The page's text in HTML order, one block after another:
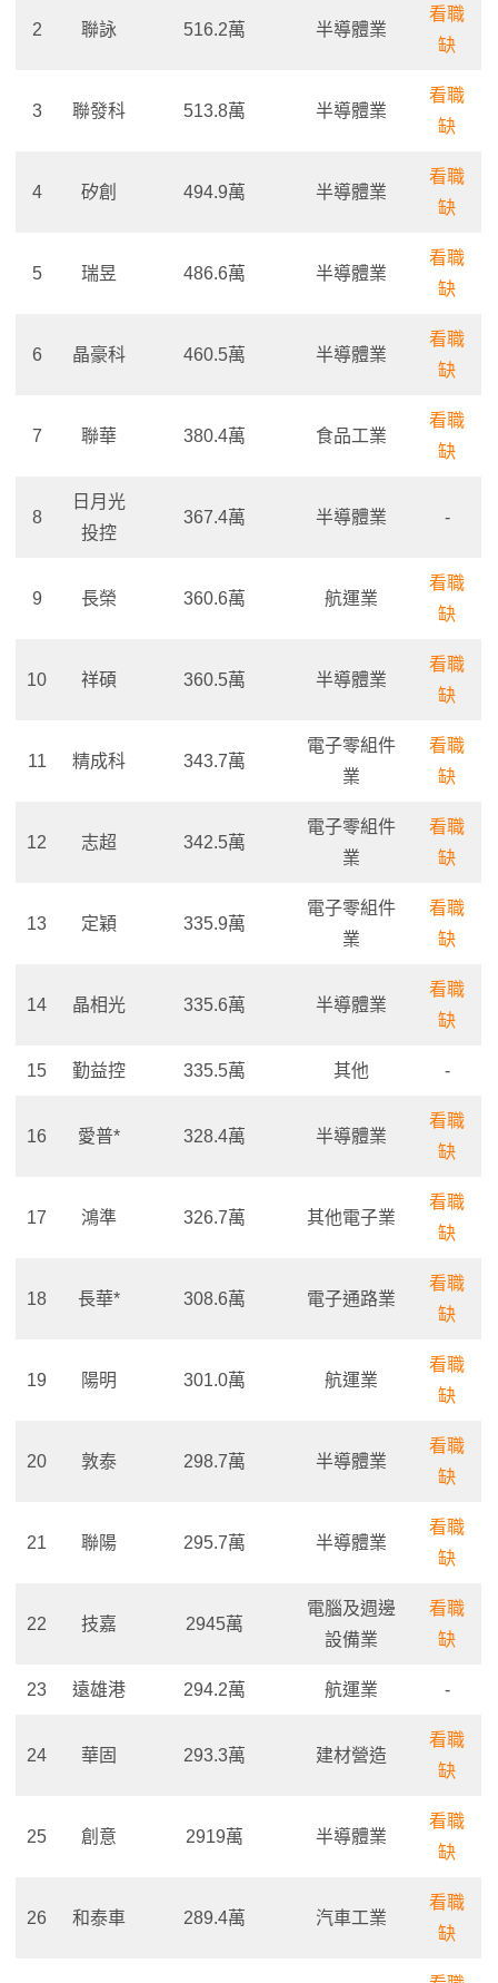
2 聯詠 516.2萬 半導體業
看職
缺
3 聯發科 513.8萬 半導體業
看職
缺
4 矽創 494.9萬 半導體業
看職
缺
5 瑞昱 486.6萬 半導體業
看職
缺
6 晶豪科 460.5萬 半導體業
看職
缺
7 聯華 380.4萬 食品工業
看職
缺
8
日月光
投控
367.4萬 半導體業 -
9 長榮 360.6萬 航運業
看職
缺
10 祥碩 360.5萬 半導體業
看職
缺
11 精成科 343.7萬
電子零組件
業
看職
缺
12 志超 342.5萬
電子零組件
業
看職
缺
13 定穎 335.9萬
電子零組件
業
看職
缺
14 晶相光 335.6萬 半導體業
看職
缺
15 勤益控 335.5萬 其他 -
16 愛普* 328.4萬 半導體業
看職
缺
17 鴻準 326.7萬 其他電子業
看職
缺
18 長華* 308.6萬 電子通路業
看職
缺
19 陽明 301.0萬 航運業
看職
缺
20 敦泰 298.7萬 半導體業
看職
缺
21 聯陽 295.7萬 半導體業
看職
缺
22 技嘉 2945萬
電腦及週邊
設備業
看職
缺
23 遠雄港 294.2萬 航運業 -
24 華固 293.3萬 建材營造
看職
缺
25 創意 2919萬 半導體業
看職
缺
26 和泰車 289.4萬 汽車工業
看職
缺